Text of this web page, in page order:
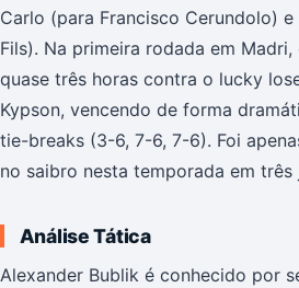
Carlo (para Francisco Cerundolo)
Fils). Na primeira rodada em
quase três horas contra o lucky
Kypson, vencendo de forma
tie-breaks (3-6, 7-6, 7-6). Foi
no saibro nesta temporada em
Análise Tática
Alexander Bublik é conhecido por